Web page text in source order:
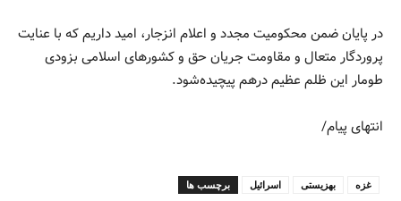
در پایان ضمن محکومیت مجدد و اعلام انزجار، امید داریم که با عنایت
پروردگار متعال و مقاومت جریان حق و کشورهای اسلامی بزودی
طومار این ظلم عظیم درهم پیچیده‌شود.
انتهای پیام/
برچسب ها اسرائیل بهزیستی غزه